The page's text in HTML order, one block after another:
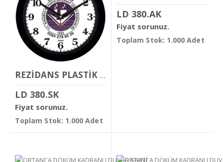
REZİDANS PLASTİK DUVAR SAATİ
LD 380.SK
Fiyat sorunuz.
Toplam Stok: 1.000 Adet
LD 380.AK
Fiyat sorunuz.
Toplam Stok: 1.000 Adet